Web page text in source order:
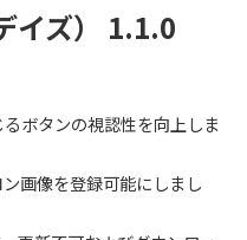
イズ） 1.1.0
ボタンの視認性を向上しま
画像を登録可能にしまし